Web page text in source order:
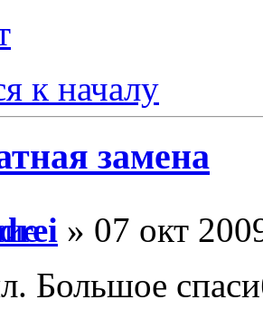
к началу
замена
» 07 окт
Большое